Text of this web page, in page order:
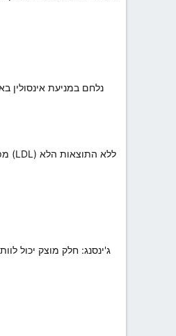
ג'ינסנג: חלק מוצק יכול